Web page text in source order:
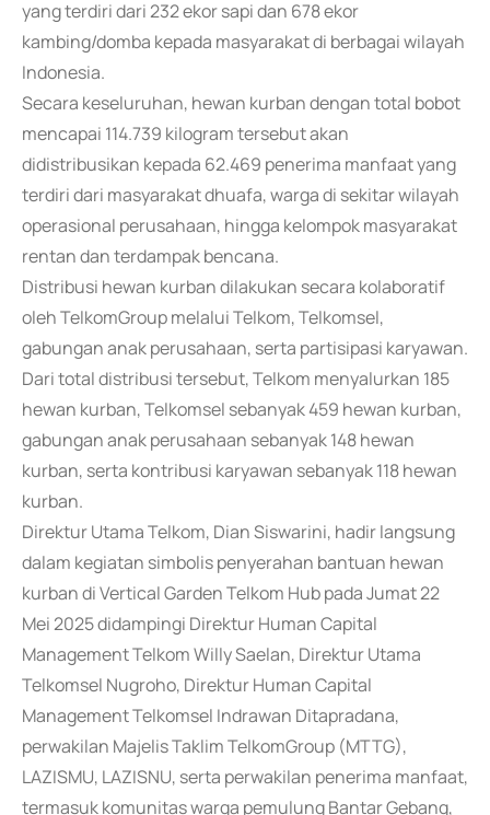
yang terdiri dari 232 ekor sapi dan 678 ekor
kambing/domba kepada masyarakat di berbagai wilayah
Indonesia.
Secara keseluruhan, hewan kurban dengan total bobot
mencapai 114.739 kilogram tersebut akan
didistribusikan kepada 62.469 penerima manfaat yang
terdiri dari masyarakat dhuafa, warga di sekitar wilayah
operasional perusahaan, hingga kelompok masyarakat
rentan dan terdampak bencana.
Distribusi hewan kurban dilakukan secara kolaboratif
oleh TelkomGroup melalui Telkom, Telkomsel,
gabungan anak perusahaan, serta partisipasi karyawan.
Dari total distribusi tersebut, Telkom menyalurkan 185
hewan kurban, Telkomsel sebanyak 459 hewan kurban,
gabungan anak perusahaan sebanyak 148 hewan
kurban, serta kontribusi karyawan sebanyak 118 hewan
kurban.
Direktur Utama Telkom, Dian Siswarini, hadir langsung
dalam kegiatan simbolis penyerahan bantuan hewan
kurban di Vertical Garden Telkom Hub pada Jumat 22
Mei 2025 didampingi Direktur Human Capital
Management Telkom Willy Saelan, Direktur Utama
Telkomsel Nugroho, Direktur Human Capital
Management Telkomsel Indrawan Ditapradana,
perwakilan Majelis Taklim TelkomGroup (MTTG),
LAZISMU, LAZISNU, serta perwakilan penerima manfaat,
termasuk komunitas warga pemulung Bantar Gebang,